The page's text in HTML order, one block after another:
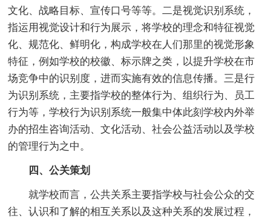
文化、战略目标、宣传口号等等。二是视觉识别系统，
指运用视觉设计和行为展示，将学校的理念和特征视觉
化、规范化、鲜明化，构成学校在人们那里的视觉形象
特征，例如学校的校徽、标示牌之类，以提升学校在市
场竞争中的识别度，进而实施有效的信息传播。三是行
为识别系统，主要指学校的整体行为、组织行为、员工
行为等，学校行为识别系统一般集中体此刻学校内外举
办的招生咨询活动、文化活动、社会公益活动以及学校
的管理行为之中。
四、公关策划
就学校而言，公共关系主要指学校与社会公众的交
往、认识和了解的相互关系以及这种关系的发展过程，